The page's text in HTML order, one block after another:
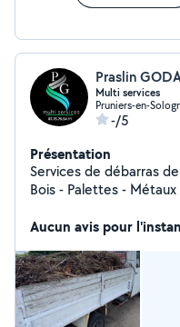
Praslin
Multi services
Pruniers-en-
-/5
Présentation
Services de débarras
Bois - Palettes -
Nettoyage terrasse
Aucun avis pour